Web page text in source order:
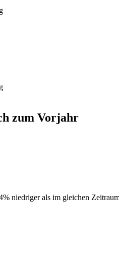
zum Vorjahr
niedriger als im gleichen